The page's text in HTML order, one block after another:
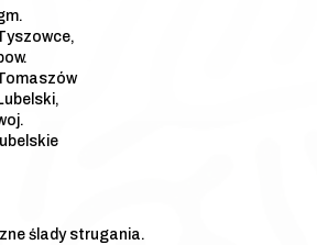
lubelskie
ślady strugania.